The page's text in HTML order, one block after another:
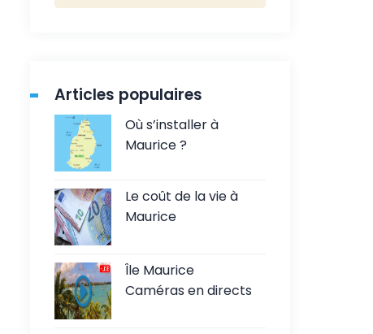
Articles populaires
Où s’installer à
Maurice ?
Le coût de la vie à
Maurice
Île Maurice
Caméras en directs